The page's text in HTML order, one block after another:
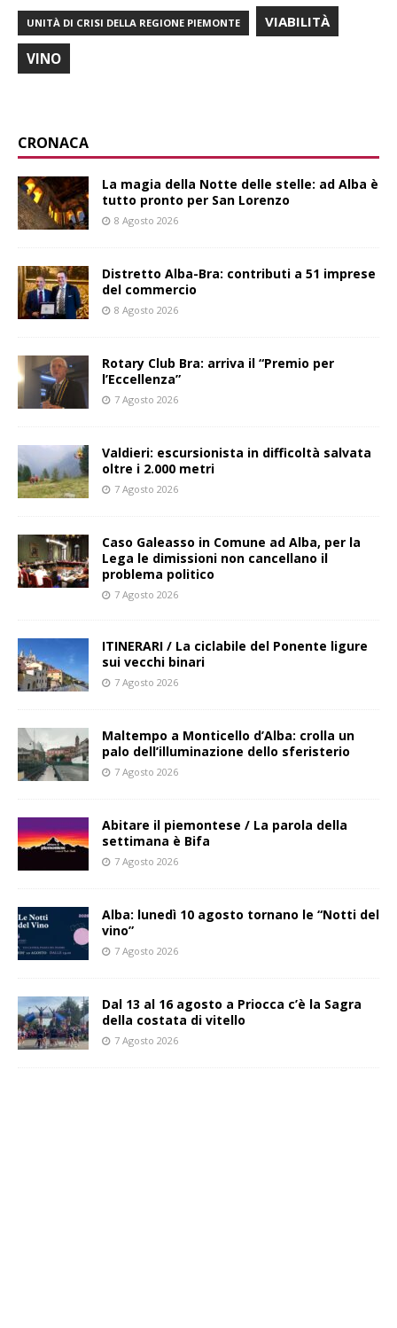
UNITÀ DI CRISI DELLA REGIONE PIEMONTE VIABILITÀ
VINO
CRONACA
La magia della Notte delle stelle: ad Alba è
tutto pronto per San Lorenzo
8 Agosto 2026
Distretto Alba-Bra: contributi a 51 imprese
del commercio
8 Agosto 2026
Rotary Club Bra: arriva il “Premio per
l’Eccellenza”
7 Agosto 2026
Valdieri: escursionista in difficoltà salvata
oltre i 2.000 metri
7 Agosto 2026
Caso Galeasso in Comune ad Alba, per la
Lega le dimissioni non cancellano il
problema politico
7 Agosto 2026
ITINERARI / La ciclabile del Ponente ligure
sui vecchi binari
7 Agosto 2026
Maltempo a Monticello d’Alba: crolla un
palo dell’illuminazione dello sferisterio
7 Agosto 2026
Abitare il piemontese / La parola della
settimana è Bifa
7 Agosto 2026
Alba: lunedì 10 agosto tornano le “Notti del
vino”
7 Agosto 2026
Dal 13 al 16 agosto a Priocca c’è la Sagra
della costata di vitello
7 Agosto 2026